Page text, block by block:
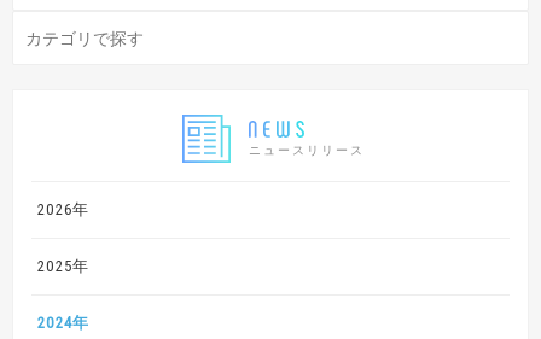
ニュースリリース
2026年
2025年
2024年